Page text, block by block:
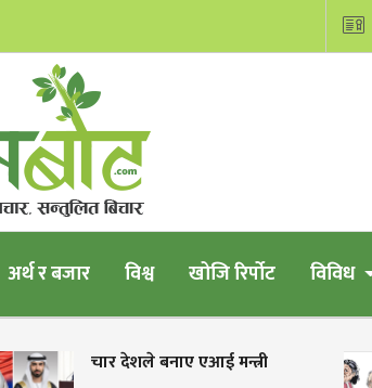
अर्थ र बजार विश्व खोजि रिर्पोट विविध
चार देशले बनाए एआई मन्त्री